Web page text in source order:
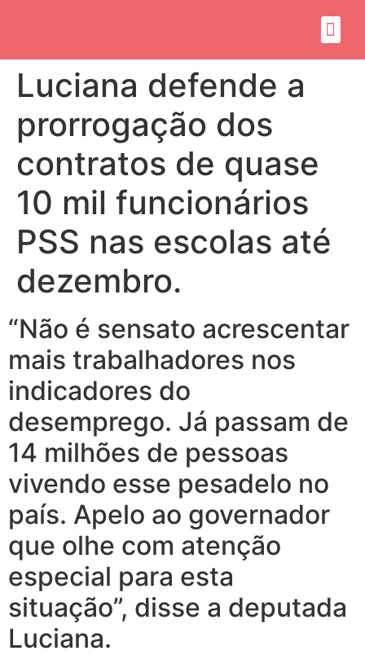
Luciana defende a
prorrogação dos
contratos de quase
10 mil funcionários
PSS nas escolas até
dezembro.
“Não é sensato acrescentar
mais trabalhadores nos
indicadores do
desemprego. Já passam de
14 milhões de pessoas
vivendo esse pesadelo no
país. Apelo ao governador
que olhe com atenção
especial para esta
situação”, disse a deputada
Luciana.